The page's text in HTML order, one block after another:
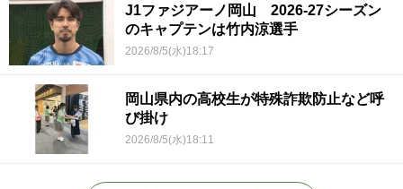
J1ファジアーノ岡山 2026-27シーズン
のキャプテンは竹内涼選手
2026/8/5(水)18:17
岡山県内の高校生が特殊詐欺防止など呼
び掛け
2026/8/5(水)18:11